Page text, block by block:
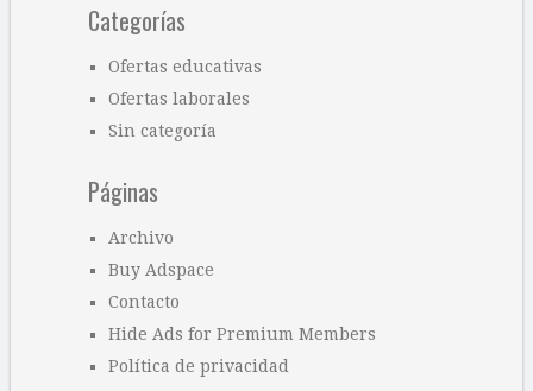
Categorías
Ofertas educativas
Ofertas laborales
Sin categoría
Páginas
Archivo
Buy Adspace
Contacto
Hide Ads for Premium Members
Política de privacidad